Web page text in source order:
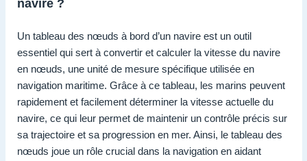
navire ?
Un tableau des nœuds à bord d’un navire est un outil
essentiel qui sert à convertir et calculer la vitesse du navire
en nœuds, une unité de mesure spécifique utilisée en
navigation maritime. Grâce à ce tableau, les marins peuvent
rapidement et facilement déterminer la vitesse actuelle du
navire, ce qui leur permet de maintenir un contrôle précis sur
sa trajectoire et sa progression en mer. Ainsi, le tableau des
nœuds joue un rôle crucial dans la navigation en aidant